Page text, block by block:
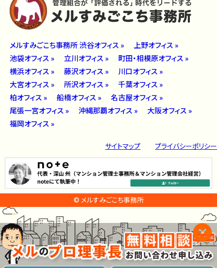
メルすみごこち事務所 渋谷オフィス »
上野オフィス »
池袋オフィス »
立川オフィス »
町田・相模原オフィス »
横浜オフィス »
藤沢オフィス »
川口オフィス »
大宮オフィス »
所沢オフィス »
千葉オフィス »
柏オフィス »
船橋オフィス »
名古屋オフィス »
尾張一宮オフィス »
沖縄那覇オフィス »
大阪オフィス »
福岡オフィス »
サイトマップ プライバシーポリシー
© メルすみごこち事務所